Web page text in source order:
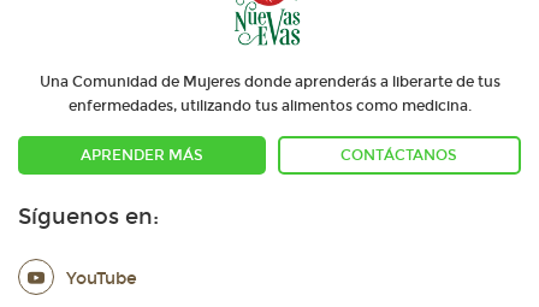
Una Comunidad de Mujeres donde aprenderás a liberarte de tus
enfermedades, utilizando tus alimentos como medicina.
APRENDER MÁS CONTÁCTANOS
Síguenos en:
YouTube